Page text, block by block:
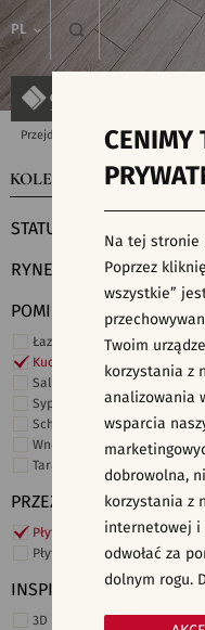
PL
Przejdź do strony głównej
KOLEKCJE
STATUS
RYNEK
POMIESZCZENIE
Łazienka
Kuchnia
Salon i hol
Sypialnia
Schody
Wnętrza komercyjne
Taras i ogród
PRZEZNACZENIE
Płytki ścienne
Płytki podłogowe
INSPIRACJE
3D i struktury
CENIMY
Na tej stronie
Poprzez
wszystkie”
Twoim
korzystania z
analizowania
wsparcia
dobrowolna,
korzystania z
internetowej i
odwołać za
dolnym rogu.